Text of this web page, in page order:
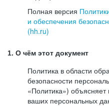
Полная версия
и обеспечения
(hh.ru)
1. О чём этот документ
Политика в области
безопасности
«Политика») объясняет
ваших персональных